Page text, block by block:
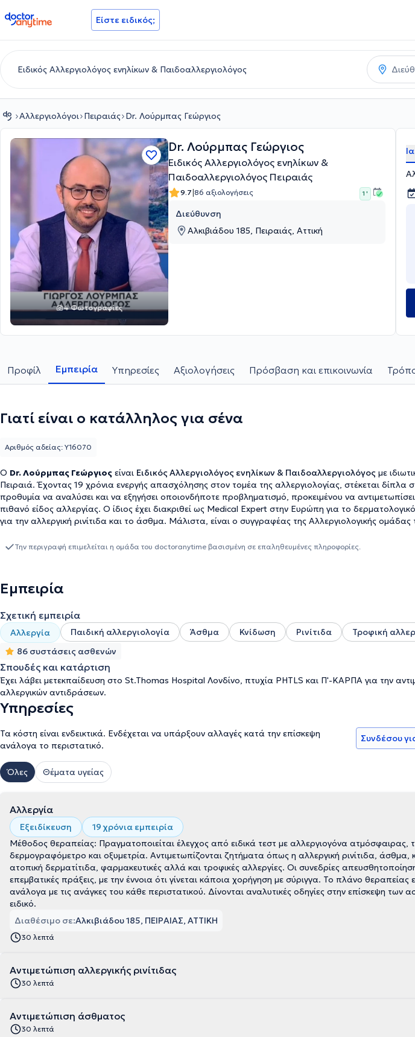
doctoranytime Είστε ειδικός;
Αλλεργιολόγοι Πειραιάς Dr. Λούρμπας Γεώργιος
4 Φωτογραφίες
Dr. Λούρμπας Γεώργιος
Eιδικός Aλλεργιολόγος ενηλίκων &
Παιδοαλλεργιολόγος Πειραιάς
9.7|86 αξιολογήσεις 1 '
Διεύθυνση
Αλκιβιάδου 185, Πειραιάς, Αττική
Προφίλ Εμπειρία Υπηρεσίες Αξιολογήσεις Πρόσβαση και επικοινωνία
Γιατί είναι ο κατάλληλος για σένα
Ο Dr. Λούρμπας Γεώργιος είναι Eιδικός Aλλεργιολόγος ενηλίκων & Παιδοαλλεργιολόγος με
Πειραιά. Έχοντας 19 χρόνια ενεργής απασχόλησης στον τομέα της αλλεργιολογίας, στέκεται δίπλα
προθυμία να αναλύσει και να εξηγήσει οποιονδήποτε προβληματισμό, προκειμένου να αντιμετωπίσει αποτελεσματικά κάθε
πιθανό είδος αλλεργίας. Ο ίδιος έχει διακριθεί ως Medical Expert στην Ευρώπη για το
για την αλλεργική ρινίτιδα και το άσθμα. Μάλιστα, είναι ο συγγραφέας της Αλλεργιολογικής ομάδας των Ελληνικών
νοσημάτων. Έχει κάνει μετεκπαίδευση και εξειδίκευση στην Ανοσοθεραπεία στο Λονδίνο στο
πραγματοποιήσει διαλέξεις σε ελληνικά και διεθνή ιατρικά συνέδρια. Τέλος, ο γιατρός έχει ασχοληθεί
ενημέρωση του κοινού σε ζητήματα αλλεργιών δίνοντας ομιλίες, γράφοντας άρθρα σε εφημερίδες και
Αριθμός αδείας: Y16070
Την περιγραφή επιμελείται η ομάδα του doctoranytime βασισμένη σε επαληθευμένες πληροφορίες.
Εμπειρία
Σχετική εμπειρία
Αλλεργία Παιδική αλλεργιολογία Άσθμα Κνίδωση Ρινίτιδα
Τροφική
86 συστάσεις ασθενών
Σπουδές και κατάρτιση
Έχει λάβει μετεκπαίδευση στο St.Thomas Hospital Λονδίνο, πτυχία PHTLS και Π'-ΚΑΡΠΑ για την
αλλεργικών αντιδράσεων.
Υπηρεσίες
Τα κόστη είναι ενδεικτικά. Ενδέχεται να υπάρξουν αλλαγές κατά την επίσκεψη
ανάλογα το περιστατικό.
Συνδέσου
Όλες Θέματα υγείας
Αλλεργία
Εξειδίκευση
19 χρόνια εμπειρία
Μέθοδος θεραπείας: Πραγματοποιείται έλεγχος από ειδικά τεστ με αλλεργιογόνα
δερμογραφόμετρο και οξυμετρία. Αντιμετωπίζονται ζητήματα όπως η αλλεργική ρινίτιδα, άσθμα,
ατοπική δερματίτιδα, φαρμακευτικές αλλά και τροφικές αλλεργίες. Οι συνεδρίες
επεμβατικές πράξεις, με την έννοια ότι γίνεται κάποια χορήγηση με σύριγγα. Το πλάνο θεραπείας
ανάλογα με τις ανάγκες του κάθε περιστατικού. Δίνονται αναλυτικές οδηγίες στην επίσκεψη των
ειδικό.
Διαθέσιμο σε:Αλκιβιάδου 185, ΠΕΙΡΑΙΑΣ, ΑΤΤΙΚΗ
30 λεπτά
Αντιμετώπιση αλλεργικής ρινίτιδας
30 λεπτά
Αντιμετώπιση άσθματος
30 λεπτά